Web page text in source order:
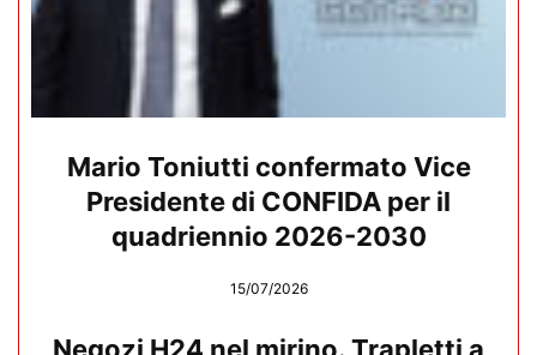
Mario Toniutti confermato Vice
Presidente di CONFIDA per il
quadriennio 2026-2030
15/07/2026